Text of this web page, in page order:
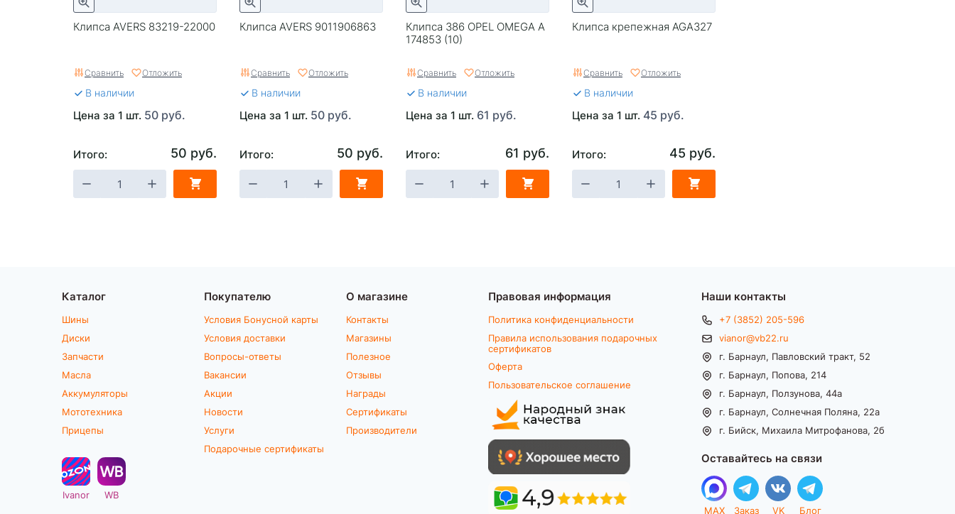
Клипса AVERS 83219-22000
Сравнить Отложить
В наличии
Цена за 1 шт. 50 руб.
Итого: 50 руб.
Клипса AVERS 9011906863
Сравнить Отложить
В наличии
Цена за 1 шт. 50 руб.
Итого: 50 руб.
Клипса 386 OPEL OMEGA A
174853 (10)
Сравнить Отложить
В наличии
Цена за 1 шт. 61 руб.
Итого: 61 руб.
Клипса крепежная AGA327
Сравнить Отложить
В наличии
Цена за 1 шт. 45 руб.
Итого: 45 руб.
Каталог
Шины
Диски
Запчасти
Масла
Аккумуляторы
Мототехника
Прицепы
Ivanor WB
Покупателю
Условия Бонусной карты
Условия доставки
Вопросы-ответы
Вакансии
Акции
Новости
Услуги
Подарочные сертификаты
О магазине
Контакты
Магазины
Полезное
Отзывы
Награды
Сертификаты
Производители
Правовая информация
Политика конфиденциальности
Правила использования подарочных
сертификатов
Оферта
Пользовательское соглашение
Наши контакты
+7 (3852) 205-596
vianor@vb22.ru
г. Барнаул, Павловский тракт, 52
г. Барнаул, Попова, 214
г. Барнаул, Ползунова, 44а
г. Барнаул, Солнечная Поляна, 22а
г. Бийск, Михаила Митрофанова, 2б
Оставайтесь на связи
MAX Заказ VK Блог